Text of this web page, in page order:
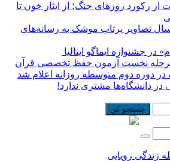
از رکورد روزهای جنگ؛ از ایثار خون تا
تصاویر پرتاب موشک به رسانه‌های
جشنواره ایماگو ایتالیا
مرحله نخست آزمون حفظ تخصصی قرآن
در دوره دوم متوسطه روزانه اعلام شد
جستجو کن
زندگی رویایی